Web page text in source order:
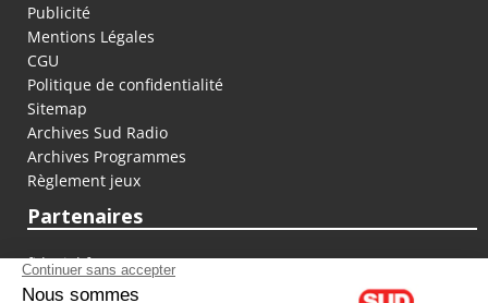
Publicité
Mentions Légales
CGU
Politique de confidentialité
Sitemap
Archives Sud Radio
Archives Programmes
Règlement jeux
Partenaires
fiducial.fr
lyoncapitale.fr